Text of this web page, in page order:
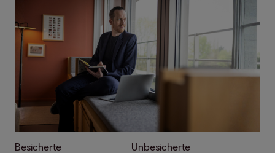
Besicherte
Unbesicherte